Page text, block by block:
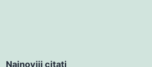
Najnoviji citati